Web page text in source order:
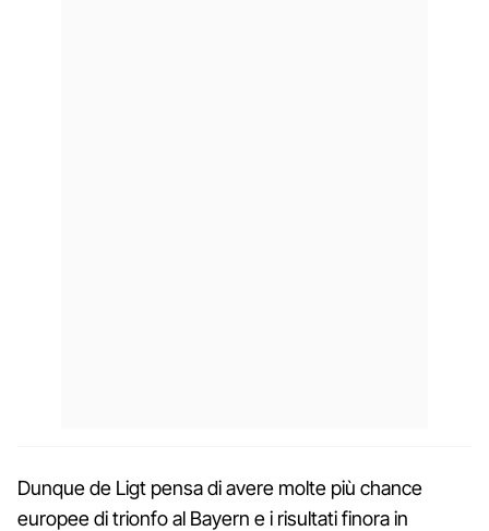
Dunque de Ligt pensa di avere molte più chance
europee di trionfo al Bayern e i risultati finora in